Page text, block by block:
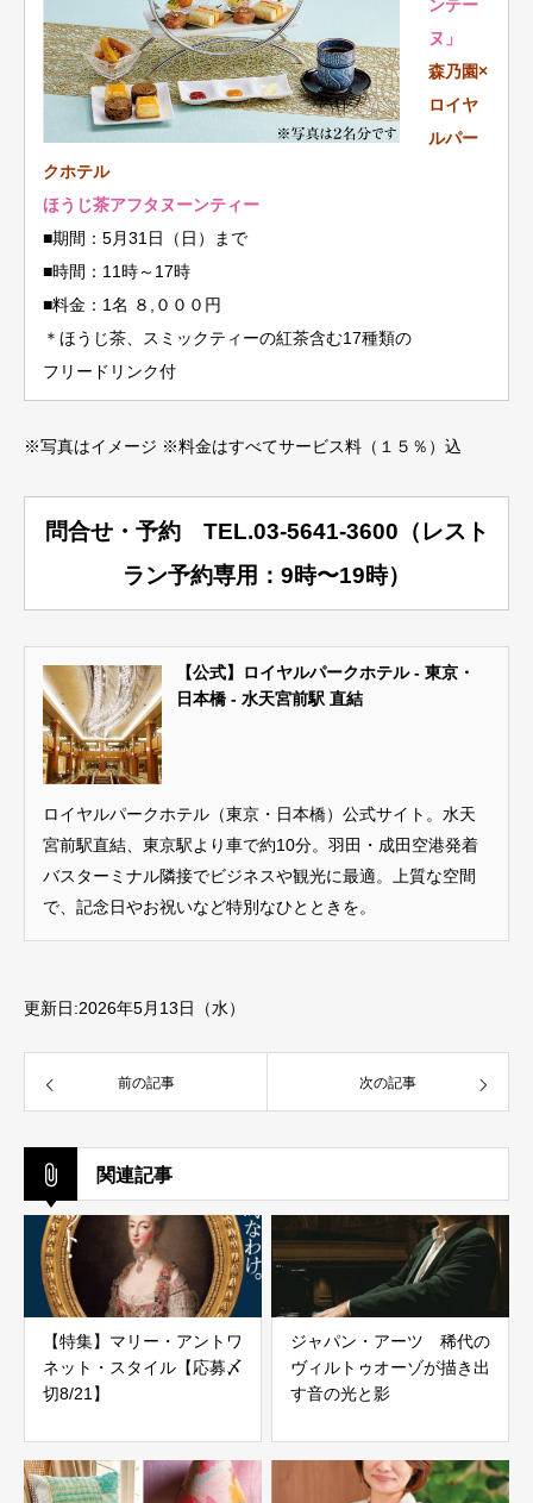
ンテー
ヌ」
森乃園×
ロイヤ
ルパー
クホテル
ほうじ茶アフタヌーンティー
■期間：5月31日（日）まで
■時間：11時～17時
■料金：1名 ８,０００円
＊ほうじ茶、スミックティーの紅茶含む17種類の
フリードリンク付
※写真はイメージ ※料金はすべてサービス料（１５％）込
問合せ・予約 TEL.03-5641-3600（レスト
ラン予約専用：9時〜19時）
【公式】ロイヤルパークホテル - 東京・
日本橋 - 水天宮前駅 直結
ロイヤルパークホテル（東京・日本橋）公式サイト。水天
宮前駅直結、東京駅より車で約10分。羽田・成田空港発着
バスターミナル隣接でビジネスや観光に最適。上質な空間
で、記念日やお祝いなど特別なひとときを。
更新日:2026年5月13日（水）
前の記事 次の記事
関連記事
【特集】マリー・アントワ
ネット・スタイル【応募〆
切8/21】
ジャパン・アーツ 稀代の
ヴィルトゥオーゾが描き出
す音の光と影